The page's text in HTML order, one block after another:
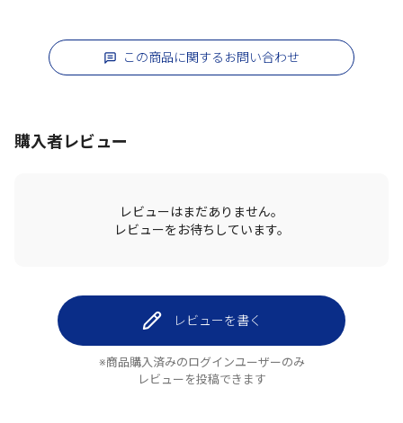
この商品に関するお問い合わせ
購入者レビュー
レビューはまだありません。
レビューをお待ちしています。
レビューを書く
※商品購入済みのログインユーザーのみ
レビューを投稿できます